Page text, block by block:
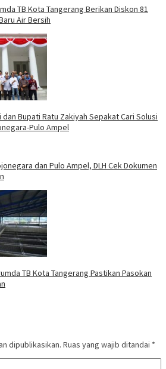
TB Kota Tangerang Berikan Diskon 81
Air Bersih
Bupati Ratu Zakiyah Sepakat Cari Solusi
Pulo Ampel
dan Pulo Ampel, DLH Cek Dokumen
TB Kota Tangerang Pastikan Pasokan
dipublikasikan. Ruas yang wajib ditandai *